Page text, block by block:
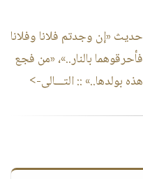
حديث «إن وجدتم فلانا وفلانا
فأحرقوهما بالنار..»، «من فجع
هذه بولدها..» :: التـــالى->